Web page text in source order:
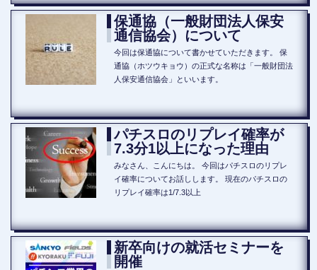
保通協（一般財団法人保安
通信協会）について
今回は保通協について書かせていただきます。 保
通協（ホツウキョウ）の正式な名称は「一般財団法
人保安通信協会」といいます。
パチスロのリプレイ確率が
7.3分1以上になった理由
みなさん、こんにちは。 今回はパチスロのリプレ
イ確率についてお話しします。 現在のパチスロの
リプレイ確率は1/7.3以上
新卒向けの就活セミナーを
開催